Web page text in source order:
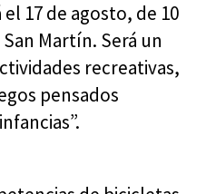
17 de agosto, de 10
Martín. Será un
recreativas,
pensados